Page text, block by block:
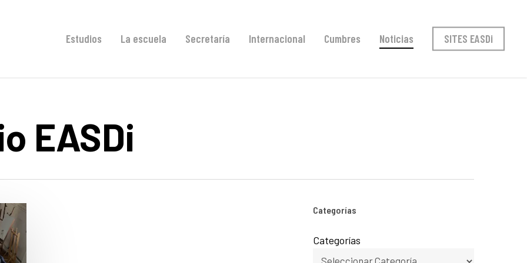
Estudios La escuela Secretaría Internacional Cumbres Noticias SITES EASDi
EASDi
Categorías
Categorías